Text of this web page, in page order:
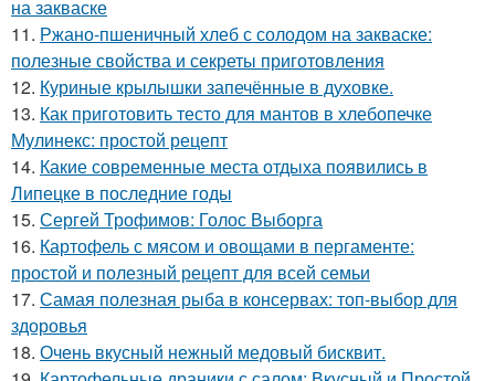
на закваске
11. Ржано-пшеничный хлеб с солодом на закваске:
полезные свойства и секреты приготовления
12. Куриные крылышки запечённые в духовке.
13. Как приготовить тесто для мантов в хлебопечке
Мулинекс: простой рецепт
14. Какие современные места отдыха появились в
Липецке в последние годы
15. Сергей Трофимов: Голос Выборга
16. Картофель с мясом и овощами в пергаменте:
простой и полезный рецепт для всей семьи
17. Самая полезная рыба в консервах: топ-выбор для
здоровья
18. Очень вкусный нежный медовый бисквит.